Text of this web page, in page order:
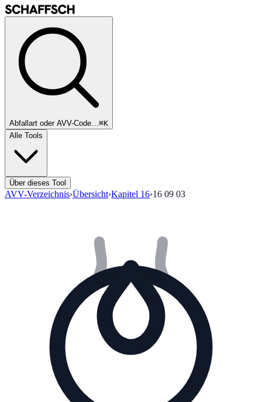
Abfallart oder AVV-Code…⌘K
Alle Tools
Über dieses Tool
AVV-Verzeichnis›Übersicht›Kapitel 16›16 09 03